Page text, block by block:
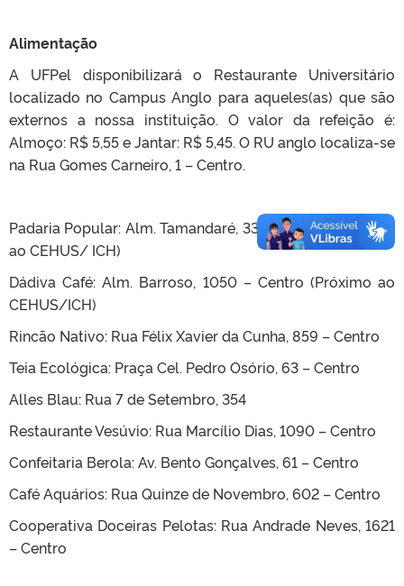
Alimentação
A UFPel disponibilizará o Restaurante Universitário
localizado no Campus Anglo para aqueles(as) que são
externos a nossa instituição. O valor da refeição é:
Almoço: R$ 5,55 e Jantar: R$ 5,45. O RU anglo localiza-se
na Rua Gomes Carneiro, 1 – Centro.
Padaria Popular: Alm. Tamandaré, 339 – Centro (Próximo
ao CEHUS/ ICH)
Dádiva Café: Alm. Barroso, 1050 – Centro (Próximo ao
CEHUS/ICH)
Rincão Nativo: Rua Félix Xavier da Cunha, 859 – Centro
Teia Ecológica: Praça Cel. Pedro Osório, 63 – Centro
Alles Blau: Rua 7 de Setembro, 354
Restaurante Vesúvio: Rua Marcílio Dias, 1090 – Centro
Confeitaria Berola: Av. Bento Gonçalves, 61 – Centro
Café Aquários: Rua Quinze de Novembro, 602 – Centro
Cooperativa Doceiras Pelotas: Rua Andrade Neves, 1621
– Centro